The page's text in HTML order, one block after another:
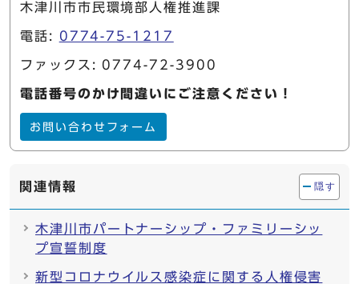
木津川市市民環境部人権推進課
電話: 0774-75-1217
ファックス: 0774-72-3900
電話番号のかけ間違いにご注意ください！
お問い合わせフォーム
関連情報 隠す
木津川市パートナーシップ・ファミリーシッ
プ宣誓制度
新型コロナウイルス感染症に関する人権侵害